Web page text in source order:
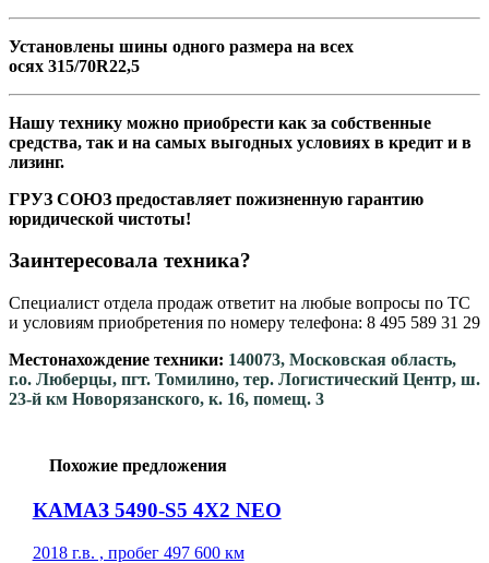
Установлены шины одного размера на всех
осях 315/70R22,5
Нашу технику можно приобрести как за собственные
средства, так и на самых выгодных условиях в кредит и в
лизинг.
ГРУЗ СОЮЗ предоставляет пожизненную гарантию
юридической чистоты!
Заинтересовала техника?
Специалист отдела продаж ответит на любые вопросы по ТС
и условиям приобретения по номеру телефона: 8 495 589 31 29
Местонахождение техники: 140073, Московская область,
г.о. Люберцы, пгт. Томилино, тер. Логистический Центр, ш.
23-й км Новорязанского, к. 16, помещ. 3
Похожие предложения
КАМАЗ 5490-S5 4Х2 NEO
2018 г.в. , пробег 497 600 км